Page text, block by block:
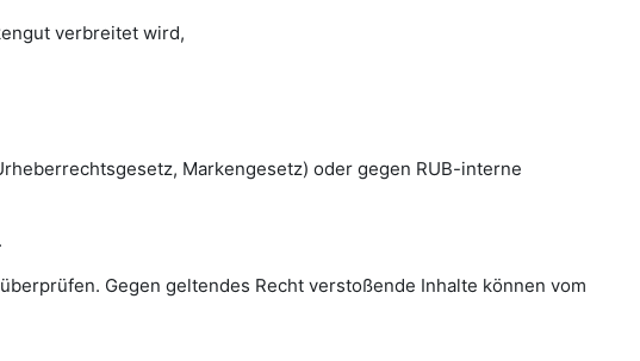
verbreitet wird,
Markengesetz) oder gegen RUB-interne
Gegen geltendes Recht verstoßende Inhalte können vom